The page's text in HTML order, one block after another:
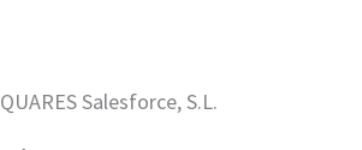
QUARES Salesforce, S.L.